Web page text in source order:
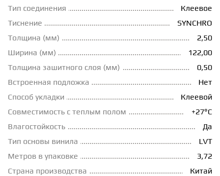
ТЕПЛЫЙ ПОЛ
ЭКОМАССИВ
МАССИВНАЯ ДОСКА
ИСКУССТВЕННАЯ ТРАВА
Тип соединения
Клеевое
Тиснение
SYNCHRO
Толщина (мм)
2,50
Ширина (мм)
122,00
Толщина зашитного слоя (мм)
0,50
Встроенная подложка
Нет
Способ укладки
Клеевой
Совместимость с теплым полом
+27°С
Влагостойкость
Да
Тип основы винила
LVT
Метров в упаковке
3,72
Страна производства
Китай